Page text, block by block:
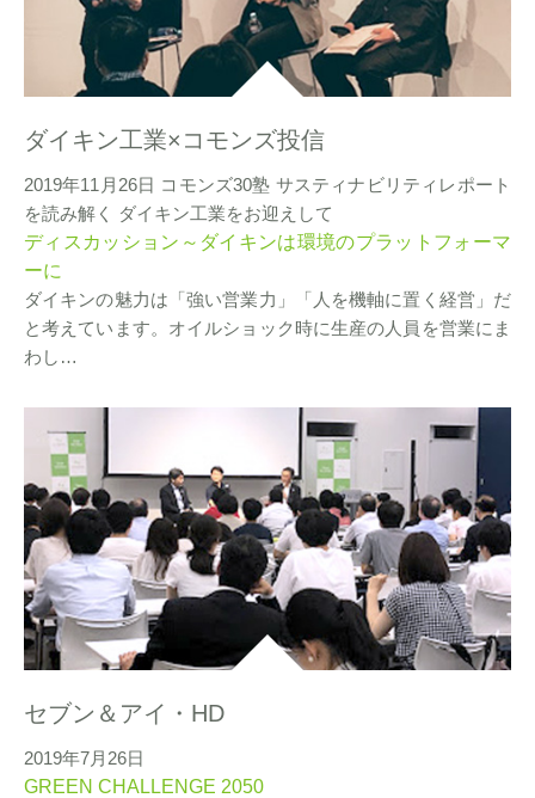
ダイキン工業×コモンズ投信
2019年11月26日 コモンズ30塾 サスティナビリティレポート
を読み解く ダイキン工業をお迎えして
ディスカッション～ダイキンは環境のプラットフォーマ
ーに
ダイキンの魅力は「強い営業力」「人を機軸に置く経営」だ
と考えています。オイルショック時に生産の人員を営業にま
わし…
セブン＆アイ・HD
2019年7月26日
GREEN CHALLENGE 2050